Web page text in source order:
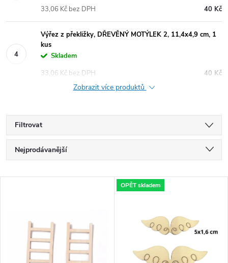
40 Kč
33,06 Kč bez DPH
Výřez z překližky, DŘEVĚNÝ MOTÝLEK 2, 11,4x4,9 cm, 1
kus
Skladem
40 Kč
33,06 Kč bez DPH
Zobrazit více produktů
Filtrovat
Ř
a
Nejprodávanější
Abecedně
OPĚT skladem